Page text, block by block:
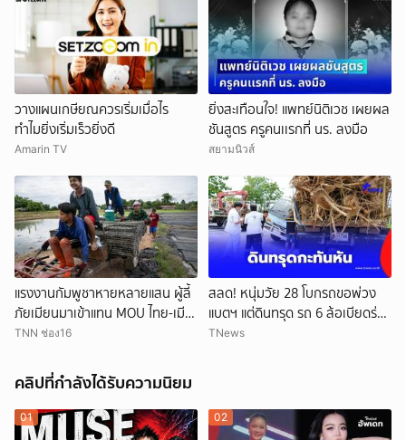
วางแผนเกษียณควรเริ่มเมื่อไร
ทำไมยิ่งเริ่มเร็วยิ่งดี
Amarin TV
ยิ่งสะเทือนใจ! แพทย์นิติเวช เผยผล
ชันสูตร ครูคนเเรกที่ นร. ลงมือ
สยามนิวส์
แรงงานกัมพูชาหายหลายแสน ผู้ลี้
ภัยเมียนมาเข้าแทน MOU ไทย-เมีย
นมาจะเปิดทางแค่ไหน
TNN ช่อง16
สลด! หนุ่มวัย 28 โบกรถขอพ่วง
แบตฯ แต่ดินทรุด รถ 6 ล้อเบียดร่าง
ดับ
TNews
คลิปที่กำลังได้รับความนิยม
01 02